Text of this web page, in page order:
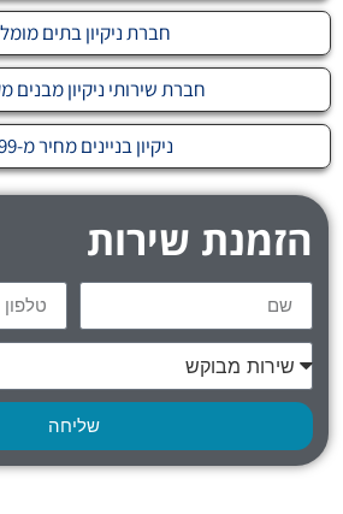
חברת ניקיון בתים
חברת שירותי ניקיון מבנים
ניקיון בניינים מחיר מ-₪699
הזמנת שירות
שליחה